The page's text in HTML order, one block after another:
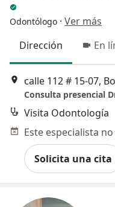
Odontólogo · Ver más
Dirección
En
calle 112 # 15-07,
Consulta presencial
Visita Odontología
Solicita una cita